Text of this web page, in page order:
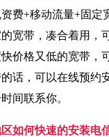
费+移动流量+固定
宽带，凑合着用，
价格又低的宽带，
话，可以在线预约
间联系你。
如何快速的安装电